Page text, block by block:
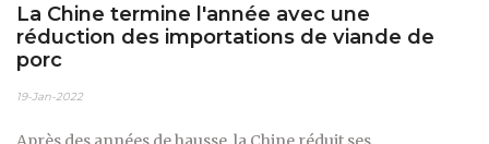
La Chine termine l'année avec une
réduction des importations de viande de
porc
19-Jan-2022